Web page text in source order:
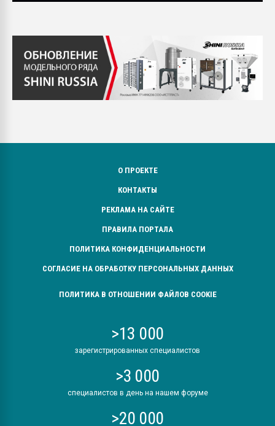
О ПРОЕКТЕ
КОНТАКТЫ
РЕКЛАМА НА САЙТЕ
ПРАВИЛА ПОРТАЛА
ПОЛИТИКА КОНФИДЕНЦИАЛЬНОСТИ
СОГЛАСИЕ НА ОБРАБОТКУ ПЕРСОНАЛЬНЫХ ДАННЫХ
ПОЛИТИКА В ОТНОШЕНИИ ФАЙЛОВ COOKIE
>13 000
зарегистрированных специалистов
>3 000
специалистов в день на нашем форуме
>20 000